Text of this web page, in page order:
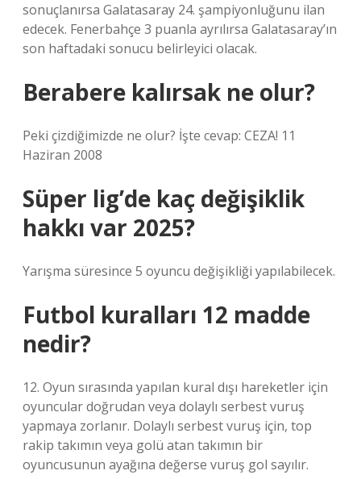
sonuçlanırsa Galatasaray 24. şampiyonluğunu ilan
edecek. Fenerbahçe 3 puanla ayrılırsa Galatasaray’ın
son haftadaki sonucu belirleyici olacak.
Berabere kalırsak ne olur?
Peki çizdiğimizde ne olur? İşte cevap: CEZA! 11
Haziran 2008
Süper lig’de kaç değişiklik
hakkı var 2025?
Yarışma süresince 5 oyuncu değişikliği yapılabilecek.
Futbol kuralları 12 madde
nedir?
12. Oyun sırasında yapılan kural dışı hareketler için
oyuncular doğrudan veya dolaylı serbest vuruş
yapmaya zorlanır. Dolaylı serbest vuruş için, top
rakip takımın veya golü atan takımın bir
oyuncusunun ayağına değerse vuruş gol sayılır.